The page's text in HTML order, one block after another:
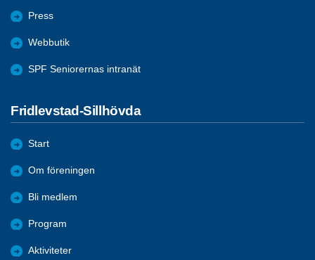
Press
Webbutik
SPF Seniorernas intranät
Fridlevstad-Sillhövda
Start
Om föreningen
Bli medlem
Program
Aktiviteter